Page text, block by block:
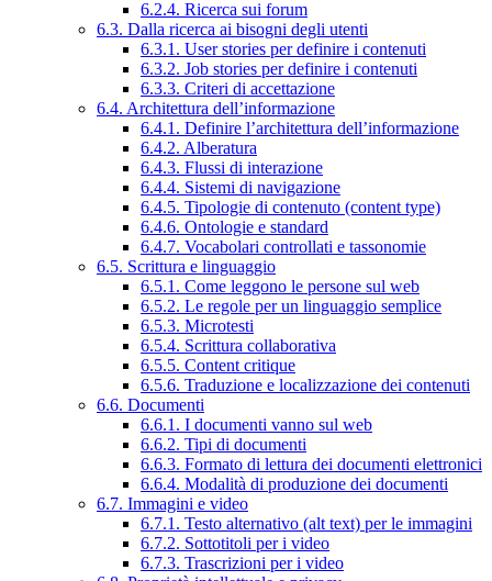
6.2.4. Ricerca sui forum
6.3. Dalla ricerca ai bisogni degli utenti
6.3.1. User stories per definire i contenuti
6.3.2. Job stories per definire i contenuti
6.3.3. Criteri di accettazione
6.4. Architettura dell’informazione
6.4.1. Definire l’architettura dell’informazione
6.4.2. Alberatura
6.4.3. Flussi di interazione
6.4.4. Sistemi di navigazione
6.4.5. Tipologie di contenuto (content type)
6.4.6. Ontologie e standard
6.4.7. Vocabolari controllati e tassonomie
6.5. Scrittura e linguaggio
6.5.1. Come leggono le persone sul web
6.5.2. Le regole per un linguaggio semplice
6.5.3. Microtesti
6.5.4. Scrittura collaborativa
6.5.5. Content critique
6.5.6. Traduzione e localizzazione dei contenuti
6.6. Documenti
6.6.1. I documenti vanno sul web
6.6.2. Tipi di documenti
6.6.3. Formato di lettura dei documenti elettronici
6.6.4. Modalità di produzione dei documenti
6.7. Immagini e video
6.7.1. Testo alternativo (alt text) per le immagini
6.7.2. Sottotitoli per i video
6.7.3. Trascrizioni per i video